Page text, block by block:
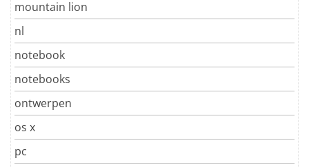
mountain lion
nl
notebook
notebooks
ontwerpen
os x
pc